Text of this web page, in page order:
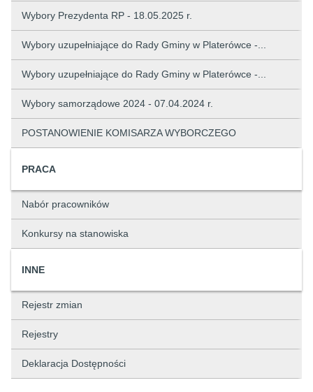
Wybory Prezydenta RP - 18.05.2025 r.
Wybory uzupełniające do Rady Gminy w Platerówce -...
Wybory uzupełniające do Rady Gminy w Platerówce -...
Wybory samorządowe 2024 - 07.04.2024 r.
POSTANOWIENIE KOMISARZA WYBORCZEGO
PRACA
Nabór pracowników
Konkursy na stanowiska
INNE
Rejestr zmian
Rejestry
Deklaracja Dostępności